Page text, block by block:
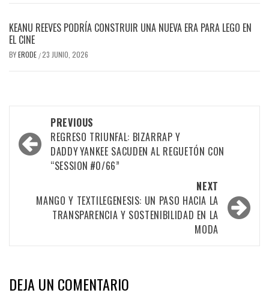
KEANU REEVES PODRÍA CONSTRUIR UNA NUEVA ERA PARA LEGO EN
EL CINE
BYERODE /23 JUNIO, 2026
PREVIOUS
REGRESO TRIUNFAL: BIZARRAP Y
DADDY YANKEE SACUDEN AL REGUETÓN CON
“SESSION #0/66”
NEXT
MANGO Y TEXTILEGENESIS: UN PASO HACIA LA
TRANSPARENCIA Y SOSTENIBILIDAD EN LA
MODA
DEJA UN COMENTARIO